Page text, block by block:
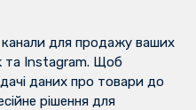
канали для продажу ваших
та Instagram. Щоб
даних про товари до
рішення для